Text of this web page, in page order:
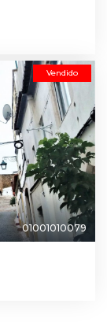
Vendido
01001010079